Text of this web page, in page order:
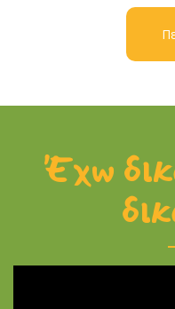
Έχω